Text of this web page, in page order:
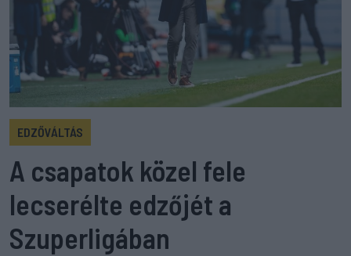
EDZŐVÁLTÁS
A csapatok közel fele
lecserélte edzőjét a
Szuperligában